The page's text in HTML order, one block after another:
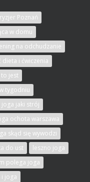
Poznań
w domu
na odchudzanie
dieta i ćwiczenia
jest
tygodniu
joga jaki strój
ochota warszawa
skąd się wywodzi
do ust
leszno joga
polega joga
joga